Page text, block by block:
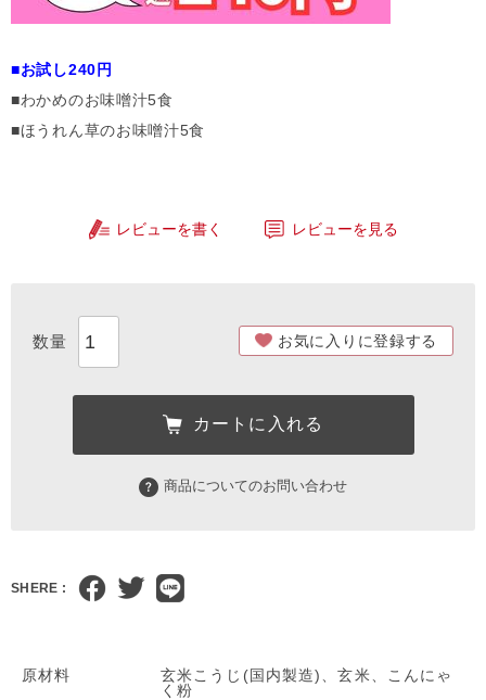
■お試し240円
■わかめのお味噌汁5食
■ほうれん草のお味噌汁5食
レビューを書く レビューを見る
お気に入りに登録する
カートに入れる
商品についてのお問い合わせ
SHERE :
原材料
玄米こうじ(国内製造)、玄米、こんにゃ
く粉